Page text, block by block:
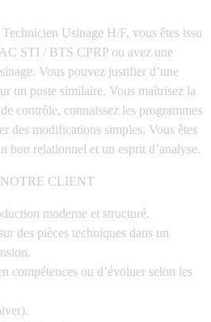
Usinage H/F, vous êtes issu
STI / BTS CPRP ou avez une
Vous pouvez justifier d’une
un poste similaire. Vous maîtrisez la
contrôle, connaissez les programmes
des modifications simples. Vous êtes
bon relationnel et un esprit d’analyse.
CLIENT
moderne et structuré.
des pièces techniques dans un
compétences ou d’évoluer selon les